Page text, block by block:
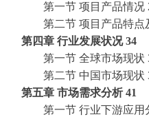
第一节 项目产品情况
第二节 项目产品特点
第四章 行业发展状况 34
第一节 全球市场现状
第二节 中国市场现状
第五章 市场需求分析 41
第一节 行业下游应用